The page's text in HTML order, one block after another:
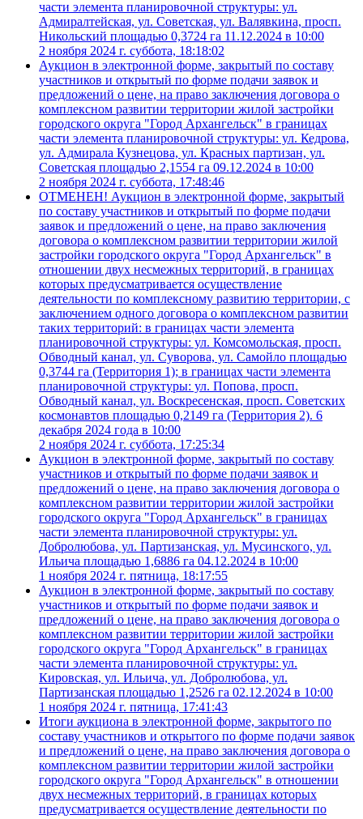
части элемента планировочной структуры: ул.
Адмиралтейская, ул. Советская, ул. Валявкина, просп.
Никольский площадью 0,3724 га 11.12.2024 в 10:00
2 ноября 2024 г. суббота, 18:18:02
Аукцион в электронной форме, закрытый по составу
участников и открытый по форме подачи заявок и
предложений о цене, на право заключения договора о
комплексном развитии территории жилой застройки
городского округа "Город Архангельск" в границах
части элемента планировочной структуры: ул. Кедрова,
ул. Адмирала Кузнецова, ул. Красных партизан, ул.
Советская площадью 2,1554 га 09.12.2024 в 10:00
2 ноября 2024 г. суббота, 17:48:46
ОТМЕНЕН! Аукцион в электронной форме, закрытый
по составу участников и открытый по форме подачи
заявок и предложений о цене, на право заключения
договора о комплексном развитии территории жилой
застройки городского округа "Город Архангельск" в
отношении двух несмежных территорий, в границах
которых предусматривается осуществление
деятельности по комплексному развитию территории, с
заключением одного договора о комплексном развитии
таких территорий: в границах части элемента
планировочной структуры: ул. Комсомольская, просп.
Обводный канал, ул. Суворова, ул. Самойло площадью
0,3744 га (Территория 1); в границах части элемента
планировочной структуры: ул. Попова, просп.
Обводный канал, ул. Воскресенская, просп. Советских
космонавтов площадью 0,2149 га (Территория 2). 6
декабря 2024 года в 10:00
2 ноября 2024 г. суббота, 17:25:34
Аукцион в электронной форме, закрытый по составу
участников и открытый по форме подачи заявок и
предложений о цене, на право заключения договора о
комплексном развитии территории жилой застройки
городского округа "Город Архангельск" в границах
части элемента планировочной структуры: ул.
Добролюбова, ул. Партизанская, ул. Мусинского, ул.
Ильича площадью 1,6886 га 04.12.2024 в 10:00
1 ноября 2024 г. пятница, 18:17:55
Аукцион в электронной форме, закрытый по составу
участников и открытый по форме подачи заявок и
предложений о цене, на право заключения договора о
комплексном развитии территории жилой застройки
городского округа "Город Архангельск" в границах
части элемента планировочной структуры: ул.
Кировская, ул. Ильича, ул. Добролюбова, ул.
Партизанская площадью 1,2526 га 02.12.2024 в 10:00
1 ноября 2024 г. пятница, 17:41:43
Итоги аукциона в электронной форме, закрытого по
составу участников и открытого по форме подачи заявок
и предложений о цене, на право заключения договора о
комплексном развитии территории жилой застройки
городского округа "Город Архангельск" в отношении
двух несмежных территорий, в границах которых
предусматривается осуществление деятельности по